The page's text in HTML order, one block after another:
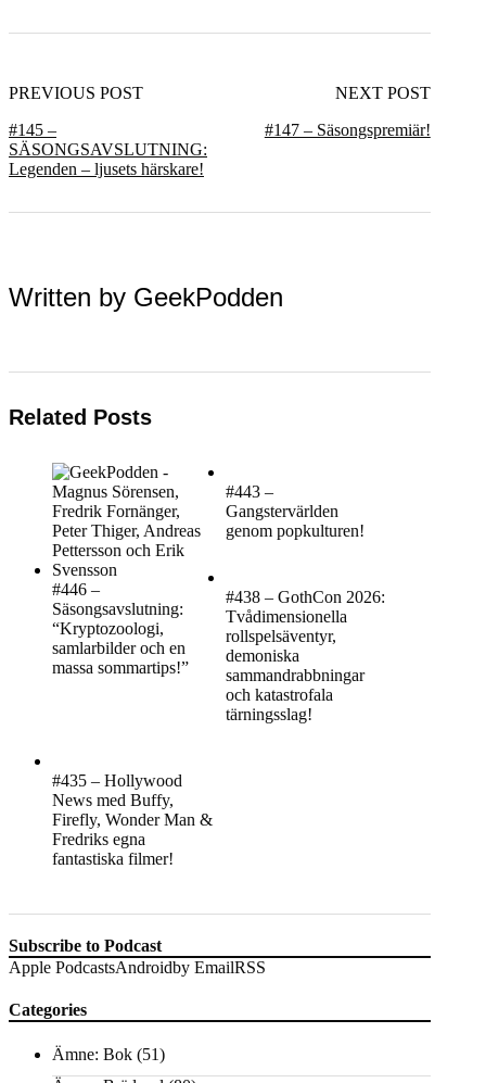
PREVIOUS POST
#145 –
SÄSONGSAVSLUTNING:
Legenden – ljusets härskare!
NEXT POST
#147 – Säsongspremiär!
Written by GeekPodden
Related Posts
#446 –
Säsongsavslutning:
“Kryptozoologi,
samlarbilder och en
massa sommartips!”
#443 –
Gangstervärlden
genom popkulturen!
#438 – GothCon 2026:
Tvådimensionella
rollspelsäventyr,
demoniska
sammandrabbningar
och katastrofala
tärningsslag!
#435 – Hollywood
News med Buffy,
Firefly, Wonder Man &
Fredriks egna
fantastiska filmer!
Subscribe to Podcast
Apple PodcastsAndroidby EmailRSS
Categories
Ämne: Bok (51)